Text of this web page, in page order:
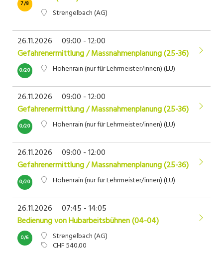
Strengelbach (AG)
7/8
26.11.2026
09:00 - 12:00
Gefahrenermittlung / Massnahmenplanung (25-36)
Hohenrain (nur für Lehrmeister/innen) (LU)
0/20
26.11.2026
09:00 - 12:00
Gefahrenermittlung / Massnahmenplanung (25-36)
Hohenrain (nur für Lehrmeister/innen) (LU)
0/20
26.11.2026
09:00 - 12:00
Gefahrenermittlung / Massnahmenplanung (25-36)
Hohenrain (nur für Lehrmeister/innen) (LU)
0/20
26.11.2026
07:45 - 14:05
Bedienung von Hubarbeitsbühnen (04-04)
Strengelbach (AG)
CHF 540.00
0/6